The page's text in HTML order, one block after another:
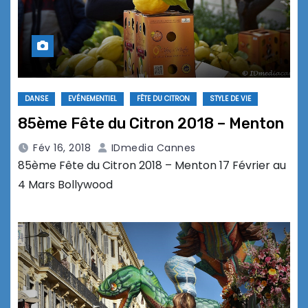
DANSE EVÉNEMENTIEL FÊTE DU CITRON STYLE DE VIE
85ème Fête du Citron 2018 – Menton
Fév 16, 2018 IDmedia Cannes
85ème Fête du Citron 2018 – Menton 17 Février au
4 Mars Bollywood